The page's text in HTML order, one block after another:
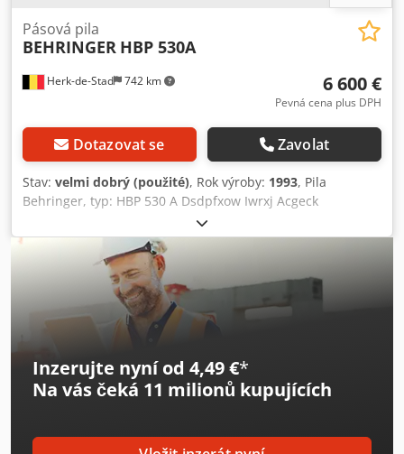
Herk-de-Stad 742 km
Pásová pila
BEHRINGER HBP 530A
6 600 €
Pevná cena plus DPH
Dotazovat se Zavolat
Stav: velmi dobrý (použité), Rok výroby: 1993, Pila
Behringer, typ: HBP 530 A Dsdpfxow Iwrxj Acgeck
Inzerujte nyní od 4,49 €*
Na vás čeká 11 milionů kupujících